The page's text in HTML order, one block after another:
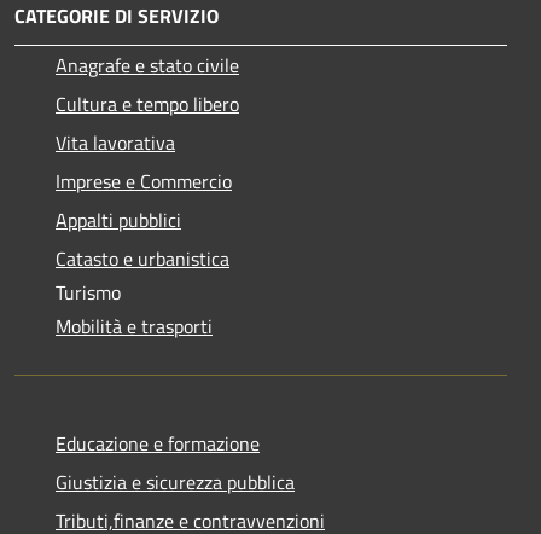
CATEGORIE DI SERVIZIO
Anagrafe e stato civile
Cultura e tempo libero
Vita lavorativa
Imprese e Commercio
Appalti pubblici
Catasto e urbanistica
Turismo
Mobilità e trasporti
Educazione e formazione
Giustizia e sicurezza pubblica
Tributi,finanze e contravvenzioni